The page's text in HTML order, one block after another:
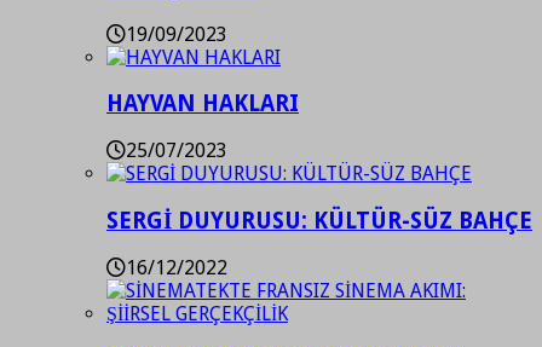
19/09/2023
HAYVAN HAKLARI
25/07/2023
SERGİ DUYURUSU: KÜLTÜR-SÜZ BAHÇE
16/12/2022